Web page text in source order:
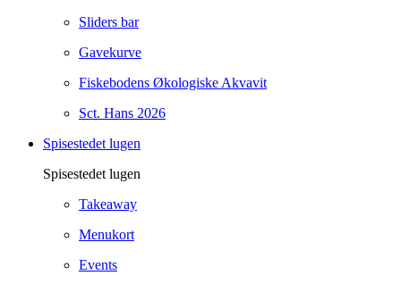
Sliders bar
Gavekurve
Fiskebodens Økologiske Akvavit
Sct. Hans 2026
Spisestedet lugen
Spisestedet lugen
Takeaway
Menukort
Events